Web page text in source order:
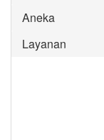
Aneka
Layanan